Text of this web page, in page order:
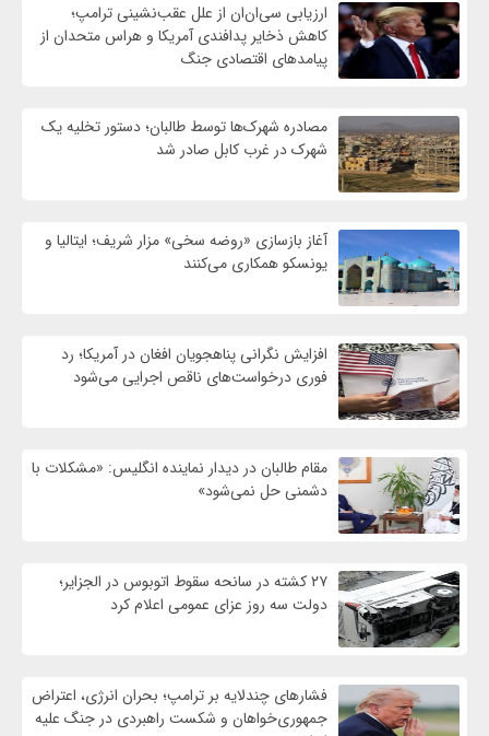
ارزیابی سی‌ان‌ان از علل عقب‌نشینی ترامپ؛
کاهش ذخایر پدافندی آمریکا و هراس متحدان از
پیامدهای اقتصادی جنگ
مصادره شهرک‌ها توسط طالبان؛ دستور تخلیه یک
شهرک در غرب کابل صادر شد
آغاز بازسازی «روضه سخی» مزار شریف؛ ایتالیا و
یونسکو همکاری می‌کنند
افزایش نگرانی پناهجویان افغان در آمریکا؛ رد
فوری درخواست‌های ناقص اجرایی می‌شود
مقام طالبان در دیدار نماینده انگلیس: «مشکلات با
دشمنی حل نمی‌شود»
۲۷ کشته در سانحه سقوط اتوبوس در الجزایر؛
دولت سه روز عزای عمومی اعلام کرد
فشارهای چندلایه بر ترامپ؛ بحران انرژی، اعتراض
جمهوری‌خواهان و شکست راهبردی در جنگ علیه